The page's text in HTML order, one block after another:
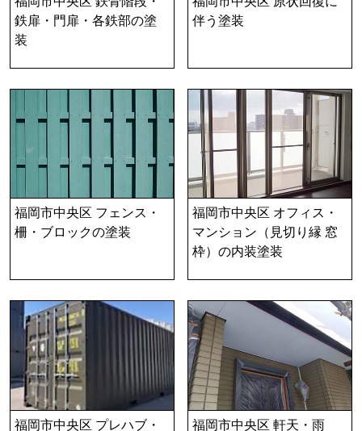
鉄扉・門扉・各鉄部の塗
装
伴う塗装
福岡市中央区 フェンス・
柵・ブロックの塗装
福岡市中央区 オフィス・
マンション（見切り縁 窓
枠）の内装塗装
福岡市中央区 プレハブ・ 福岡市中央区 軒天・雨